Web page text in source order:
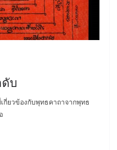
บ
กี่ยวข้องกับพุทธคาถาจากพุทธ